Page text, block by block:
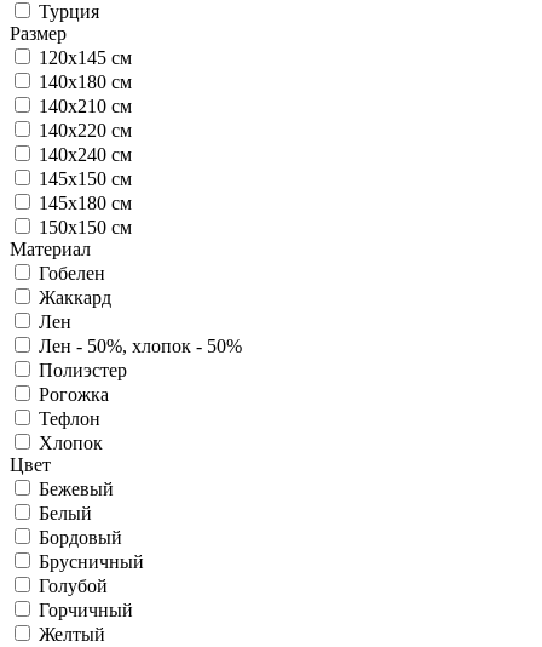
Турция
Размер
120х145 см
140х180 см
140х210 см
140х220 см
140х240 см
145х150 см
145х180 см
150х150 см
Материал
Гобелен
Жаккард
Лен
Лен - 50%, хлопок - 50%
Полиэстер
Рогожка
Тефлон
Хлопок
Цвет
Бежевый
Белый
Бордовый
Брусничный
Голубой
Горчичный
Желтый